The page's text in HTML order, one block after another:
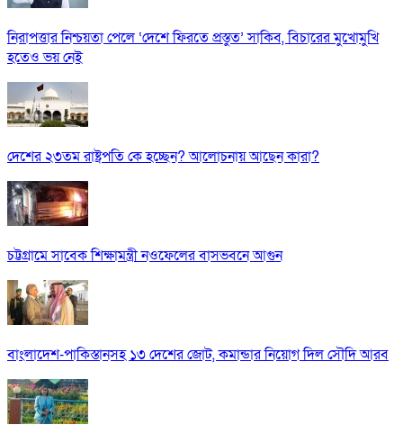
নিরাপত্তার নিশ্চয়তা পেলে ‘দেশে ফিরতে প্রস্তুত’ সাকিব, বিচারের মুখোমুখি
হতেও ভয় নেই
দেশের ২৩তম রাষ্ট্রপতি কে হচ্ছেন? আলোচনায় আছেন কারা?
চট্টগ্রামে সাবেক শিক্ষামন্ত্রী নওফেলের বাসভবনে আগুন
বাংলাদেশ-পাকিস্তানসহ ১৩ দেশের জোট, কমান্ডার নিয়োগ দিল সৌদি আরব